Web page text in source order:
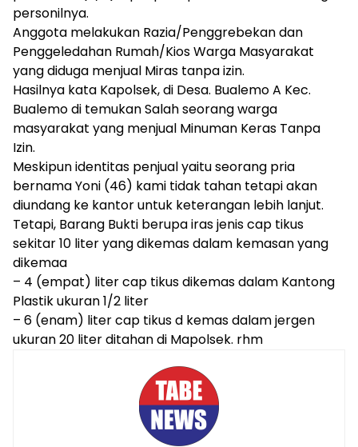
personilnya.
Anggota melakukan Razia/Penggrebekan dan
Penggeledahan Rumah/Kios Warga Masyarakat
yang diduga menjual Miras tanpa izin.
Hasilnya kata Kapolsek, di Desa. Bualemo A Kec.
Bualemo di temukan Salah seorang warga
masyarakat yang menjual Minuman Keras Tanpa
Izin.
Meskipun identitas penjual yaitu seorang pria
bernama Yoni (46) kami tidak tahan tetapi akan
diundang ke kantor untuk keterangan lebih lanjut.
Tetapi, Barang Bukti berupa iras jenis cap tikus
sekitar 10 liter yang dikemas dalam kemasan yang
dikemaa
– 4 (empat) liter cap tikus dikemas dalam Kantong
Plastik ukuran 1/2 liter
– 6 (enam) liter cap tikus d kemas dalam jergen
ukuran 20 liter ditahan di Mapolsek. rhm